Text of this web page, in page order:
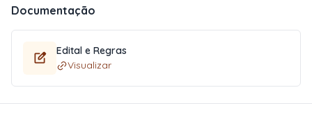
Documentação
Edital e Regras
Visualizar